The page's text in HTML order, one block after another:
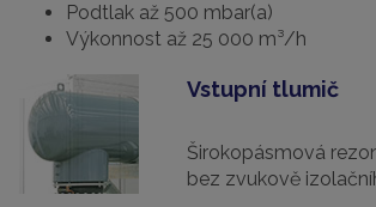
Podtlak až 500 mbar(a)
Výkonnost až 25 000 m³/h
Vstupní tlumič
Širokopásmová
bez zvukově